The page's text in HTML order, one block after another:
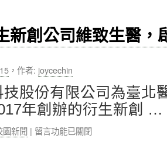
動
高
之
食
育」
線
國
授
學
術
享：
非
營
養
甜
第
安
納
學
牙
醫
學
院
朱
新創公司維致生醫，
， 作者: joycechin
股份有限公司為臺北
年創辦的衍生新創 …
園新聞 | 在
留言功能已關閉